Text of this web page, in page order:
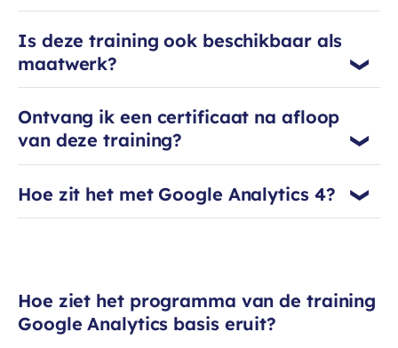
Is deze training ook beschikbaar als
maatwerk?
Ontvang ik een certificaat na afloop
van deze training?
Hoe zit het met Google Analytics 4?
Hoe ziet het programma van de training
Google Analytics basis eruit?